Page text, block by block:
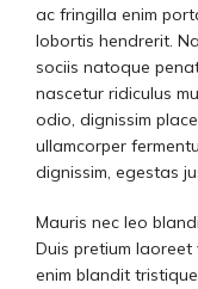
ac fringilla enim
lobortis hendrerit.
sociis natoque
nascetur ridiculus
odio, dignissim
ullamcorper
dignissim, egestas
Mauris nec leo
Duis pretium
enim blandit